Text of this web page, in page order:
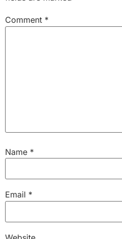
Comment *
Name *
Email *